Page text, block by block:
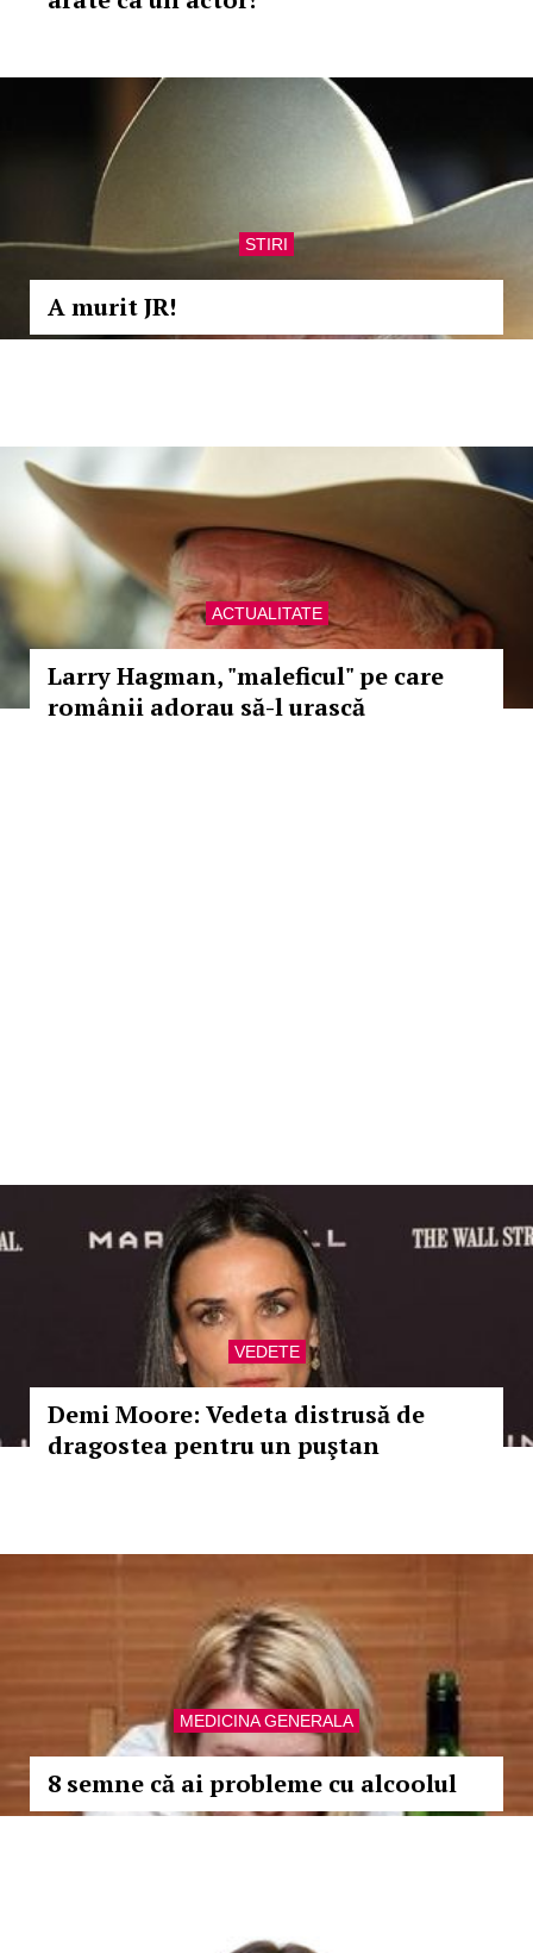
STIRI
A murit JR!
ACTUALITATE
Larry Hagman, "maleficul" pe care
românii adorau să-l urască
VEDETE
Demi Moore: Vedeta distrusă de
dragostea pentru un puştan
MEDICINA GENERALA
8 semne că ai probleme cu alcoolul